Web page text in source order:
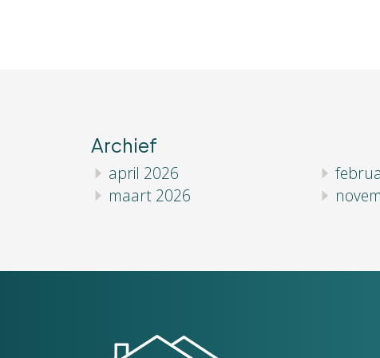
Archief
april 2026
maart 2026